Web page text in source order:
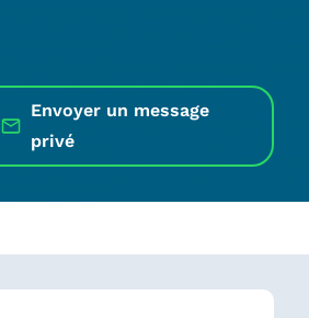
Envoyer un message
privé